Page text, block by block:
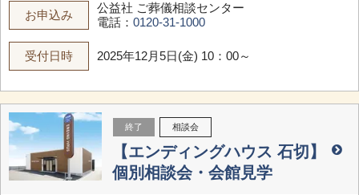
お申込み
公益社 ご葬儀相談センター
電話： 0120-31-1000
受付日時 2025年12月5日(金) 10：00～
終了 相談会
【エンディングハウス 石切】
個別相談会・会館見学